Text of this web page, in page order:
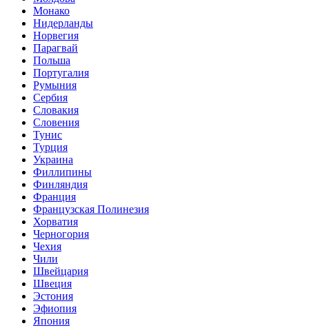
Монако
Нидерланды
Норвегия
Парагвай
Польша
Португалия
Румыния
Сербия
Словакия
Словения
Тунис
Турция
Украина
Филлипины
Финляндия
Франция
Французская Полинезия
Хорватия
Черногория
Чехия
Чили
Швейцария
Швеция
Эстония
Эфиопия
Япония